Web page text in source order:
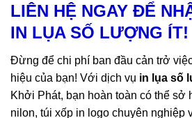
LIÊN HỆ NGAY ĐỂ
IN LỤA SỐ LƯỢNG ÍT!
Đừng để chi phí ban đầu cản trở
hiệu của bạn! Với dịch vụ in lụa số
Khởi Phát, bạn hoàn toàn có thể sở
nilon, túi xốp in logo chuyên nghiệp